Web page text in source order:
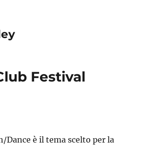
Festival
Dance è il tema scelto per la